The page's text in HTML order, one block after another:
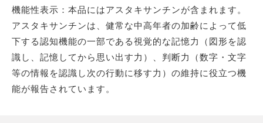
機能性表示：本品にはアスタキサンチンが含まれます。
アスタキサンチンは、健常な中高年者の加齢によって低
下する認知機能の一部である視覚的な記憶力（図形を認
識し、記憶してから思い出す力）、判断力（数字・文字
等の情報を認識し次の行動に移す力）の維持に役立つ機
能が報告されています。